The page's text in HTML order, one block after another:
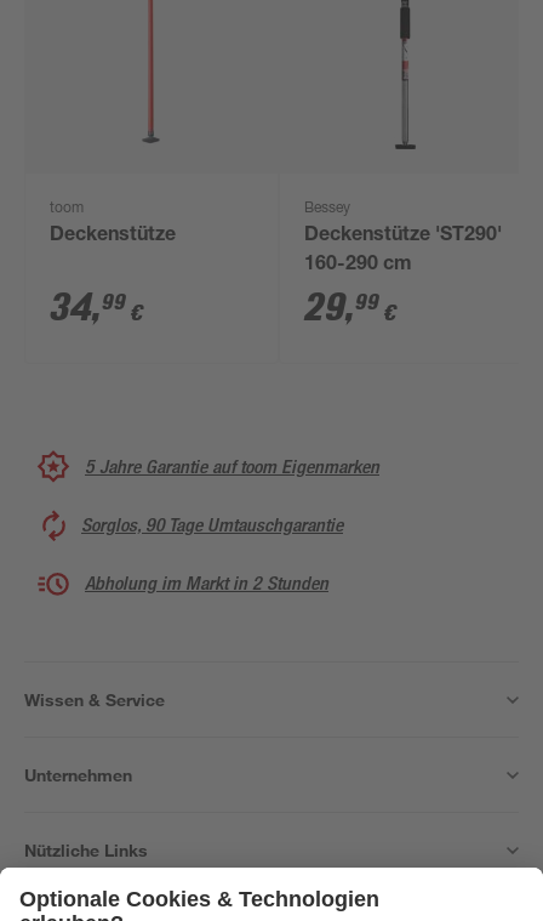
toom
Deckenstütze
34,99 €
Bessey
Deckenstütze 'ST290'
160-290 cm
29,99 €
5 Jahre Garantie auf toom Eigenmarken
Sorglos, 90 Tage Umtauschgarantie
Abholung im Markt in 2 Stunden
Wissen & Service
Unternehmen
Nützliche Links